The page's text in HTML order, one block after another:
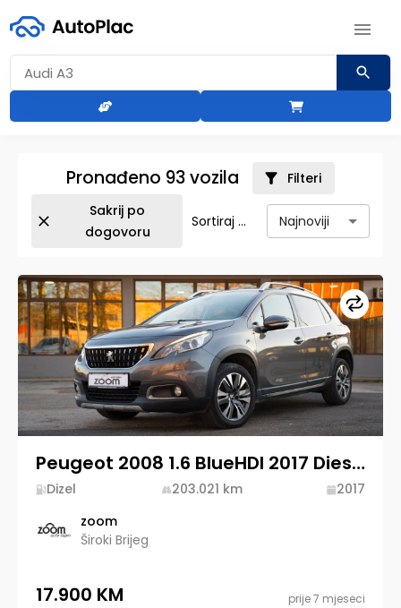
izgled
Pronađeno 93vozila
Filteri
Sakrij po
dogovoru
Sortiraj po: Najnoviji
Peugeot 2008 1.6 BlueHDI 2017 Diesel
Dizel 203.021 km
2017
zoom
Široki Brijeg
17.900 KM prije 7 mjeseci